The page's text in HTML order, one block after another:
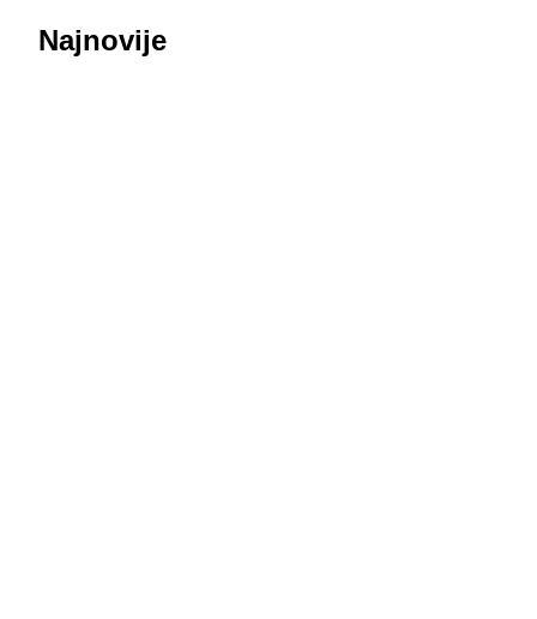
Najnovije